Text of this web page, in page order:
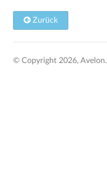
Zurück
© Copyright 2026, Avelon.